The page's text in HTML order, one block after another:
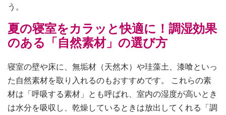
う。
夏の寝室をカラッと快適に！調湿効果
のある「自然素材」の選び方
寝室の壁や床に、無垢材（天然木）や珪藻土、漆喰といっ
た自然素材を取り入れるのもおすすめです。 これらの素
材は「呼吸する素材」とも呼ばれ、室内の湿度が高いとき
は水分を吸収し、乾燥しているときは放出してくれる「調